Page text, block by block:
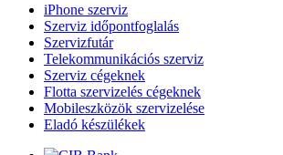
iPhone szerviz
Szerviz időpontfoglalás
Szervizfutár
Telekommunikációs szerviz
Szerviz cégeknek
Flotta szervizelés cégeknek
Mobileszközök szervizelése
Eladó készülékek